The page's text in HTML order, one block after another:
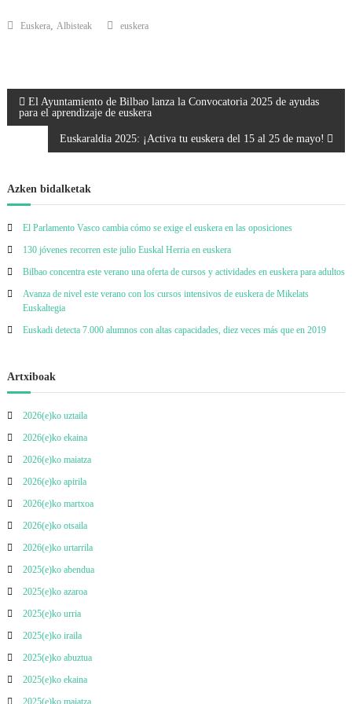
Euskera, Albisteak euskera
B
a
l
k
e
t
a
n
z
e
h
a
r
El Ayuntamiento de Bilbao lanza la Convocatoria 2025 de ayudas
para el aprendizaje de euskera
Euskaraldia 2025: ¡Activa tu euskera del 15 al 25 de mayo!
Azken bidalketak
El Parlamento Vasco cambia cómo se exige el euskera en las oposiciones
130 jóvenes recorren este julio Euskal Herria en euskera
Bilbao concentra este verano una oferta de cursos y actividades en euskera para adultos
Avanza de nivel este verano con los cursos intensivos de euskera de Mikelats
Euskaltegia
Euskadi detecta 7.000 alumnos con altas capacidades, diez veces más que en 2019
Artxiboak
2026(e)ko uztaila
2026(e)ko ekaina
2026(e)ko maiatza
2026(e)ko apirila
2026(e)ko martxoa
2026(e)ko otsaila
2026(e)ko urtarrila
2025(e)ko abendua
2025(e)ko azaroa
2025(e)ko urria
2025(e)ko iraila
2025(e)ko abuztua
2025(e)ko ekaina